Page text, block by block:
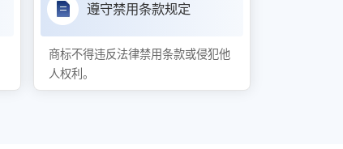
遵守禁用条款规定
商标不得违反法律禁用条款或侵犯他
人权利。